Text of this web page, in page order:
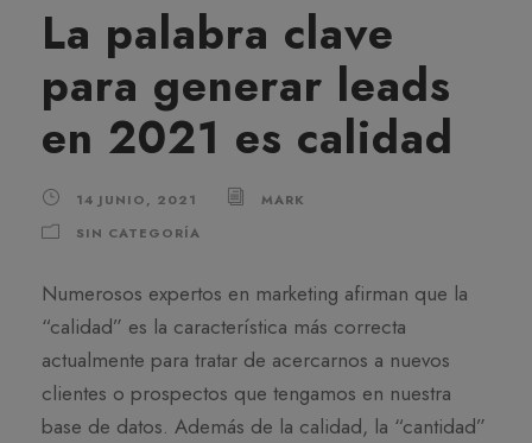
La palabra clave
para generar leads
en 2021 es calidad
14 JUNIO, 2021
MARK
SIN CATEGORÍA
Numerosos expertos en marketing afirman que la
“calidad” es la característica más correcta
actualmente para tratar de acercarnos a nuevos
clientes o prospectos que tengamos en nuestra
base de datos. Además de la calidad, la “cantidad”